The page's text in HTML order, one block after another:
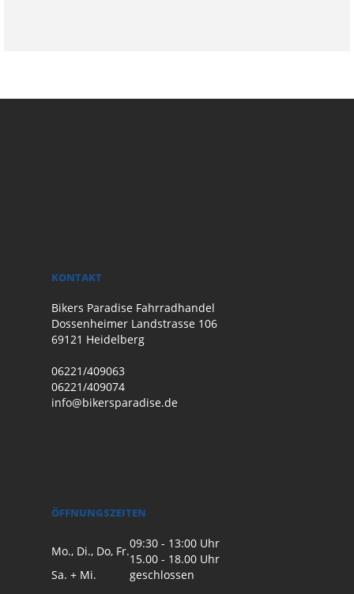
KONTAKT
Bikers Paradise Fahrradhandel
Dossenheimer Landstrasse 106
69121 Heidelberg
06221/409063
06221/409074
info@bikersparadise.de
ÖFFNUNGSZEITEN
Mo., Di., Do, Fr.
09:30 - 13:00 Uhr
15.00 - 18.00 Uhr
Sa. + Mi.
geschlossen